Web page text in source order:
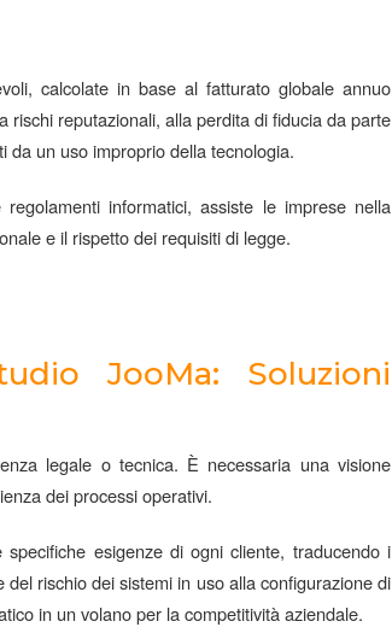
calcolate in base al fatturato globale annuo
reputazionali, alla perdita di fiducia da parte
da un uso improprio della tecnologia.
informatici, assiste le imprese nella
e il rispetto dei requisiti di legge.
JooMa: Soluzioni
legale o tecnica. È necessaria una visione
dei processi operativi.
esigenze di ogni cliente, traducendo i
rischio dei sistemi in uso alla configurazione di
in un volano per la competitività aziendale.